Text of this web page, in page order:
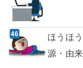
ほうほ
源・由来